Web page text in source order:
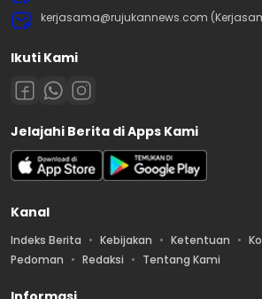
kerjasama@rujukannews.com
Ikuti Kami
Jelajahi Berita di Apps Kami
Kanal
Indeks Berita Kebijakan Ketentuan
Pedoman
Redaksi Tentang Kami